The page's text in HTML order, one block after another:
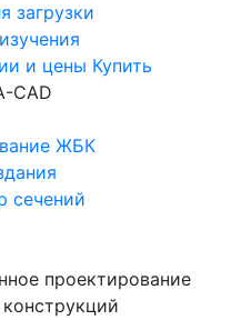
загрузки
и цены Купить
CAD
ЖБК
сечений
проектирование